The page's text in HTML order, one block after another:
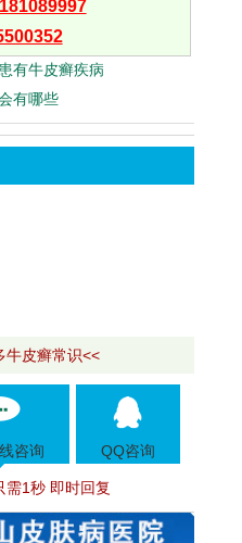
有牛皮癣疾病
有哪些
牛皮癣常识<<
咨询 QQ咨询
需1秒 即时回复